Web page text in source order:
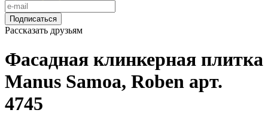
Подписаться
Рассказать друзьям
Фасадная клинкерная плитка
Manus Samoa, Roben арт.
4745